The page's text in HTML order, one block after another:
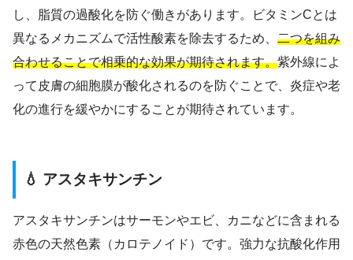
し、脂質の過酸化を防ぐ働きがあります。ビタミンCとは
異なるメカニズムで活性酸素を除去するため、 二つを組み
合わせることで相乗的な効果が期待されます。紫外線によ
って皮膚の細胞膜が酸化されるのを防ぐことで、炎症や老
化の進行を緩やかにすることが期待されています。
💧 アスタキサンチン
アスタキサンチンはサーモンやエビ、カニなどに含まれる
赤色の天然色素（カロテノイド）です。強力な抗酸化作用